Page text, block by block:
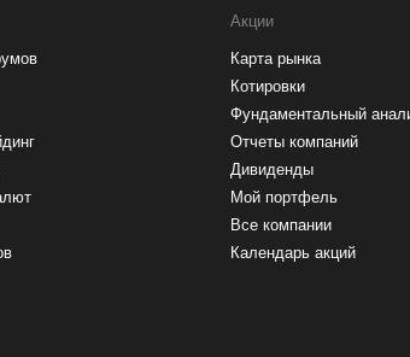
Акции
Карта рынка
Котировки
Фундаментальный
Отчеты компаний
Дивиденды
Мой портфель
Все компании
Календарь акций